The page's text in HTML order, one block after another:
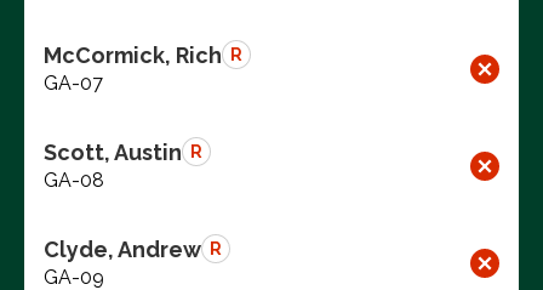
McCormick, Rich R
GA-07
Scott, Austin R
GA-08
Clyde, Andrew R
GA-09